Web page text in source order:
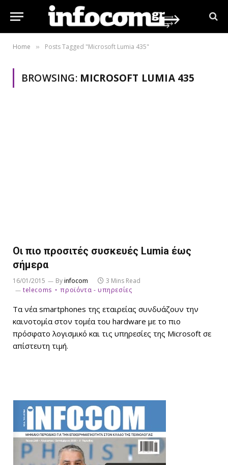
Home » Posts Tagged "Microsoft Lumia 435"
BROWSING: MICROSOFT LUMIA 435
Οι πιο προσιτές συσκευές Lumia έως
σήμερα
16/01/2015 Byinfocom
3 Mins Read
telecoms
προϊόντα - υπηρεσίες
Τα νέα smartphones της εταιρείας συνδυάζουν την
καινοτομία στον τομέα του hardware με το πιο
πρόσφατο λογισμικό και τις υπηρεσίες της Microsoft σε
απίστευτη τιμή.